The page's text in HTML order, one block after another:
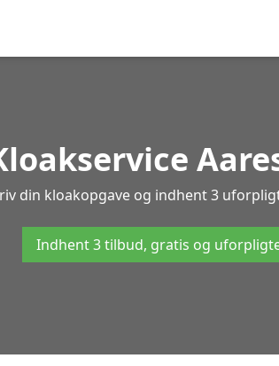
din kloakopgave og indhent 3
Indhent 3 tilbud, gratis og